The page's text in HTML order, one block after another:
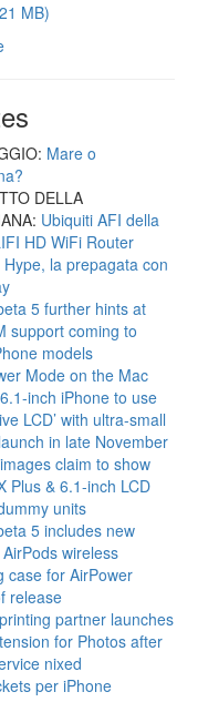
MB)
Mare o
DELLA
Ubiquiti AFI della
HD WiFi Router
Hype, la prepagata con
5 further hints at
support coming to
models
Mode on the Mac
inch iPhone to use
LCD’ with ultra-small
in late November
claim to show
Plus & 6.1-inch LCD
units
5 includes new
wireless
case for AirPower
release
partner launches
for Photos after
nixed
per iPhone